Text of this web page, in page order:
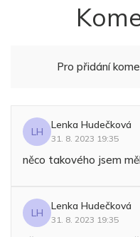
Pro přidání
LH
Lenka Hudečková
31. 8. 2023 19:35
něco takového jsem
LH
Lenka Hudečková
31. 8. 2023 19:35